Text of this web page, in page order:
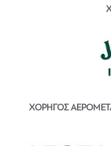
ΧΟΡΗΓΟΣ